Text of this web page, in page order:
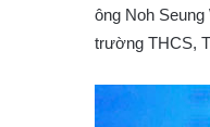
ông Noh
trường THCS,